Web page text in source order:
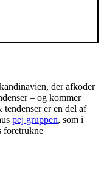
der afkoder
– og kommer
er en del af
pej gruppen, som i
foretrukne